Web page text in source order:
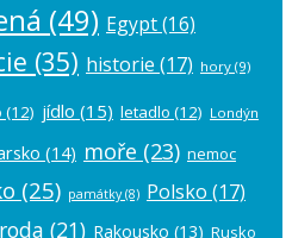
(49) Egypt(16)
(35) historie (17) hory (9)
(12) jídlo (15) letadlo (12) Londýn
(14) moře (23) nemoc
(25) památky(8) Polsko (17)
(21) Rakousko (13) Rusko